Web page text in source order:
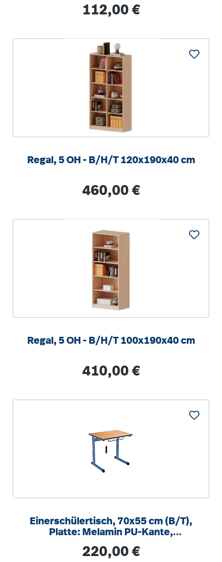
Regulärer Preis:
112,00 €
Regal, 5 OH - B/H/T 120x190x40 cm
Regulärer Preis:
460,00 €
Regal, 5 OH - B/H/T 100x190x40 cm
Regulärer Preis:
410,00 €
Einerschülertisch, 70x55 cm (B/T),
Platte: Melamin PU-Kante,
Regulärer Preis:
220,00 €